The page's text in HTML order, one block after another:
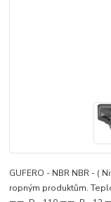
GUFERO - NBR NBR - (
ropným produktům.